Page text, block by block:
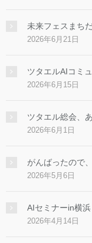
未来フェスまち
2026年6月21日
ツタエルAIコミ
2026年6月15日
ツタエル総会、
2026年6月1日
がんばったので
2026年5月6日
AIセミナーin横浜
2026年4月14日